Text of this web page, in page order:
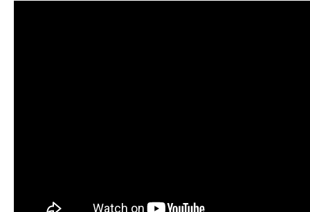
자동차보험치료
교통사고 물리치료